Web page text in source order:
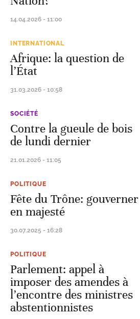
14.04.2026 - 11:00
INTERNATIONAL
Afrique: la question de
l’État
31.03.2026 - 10:58
SOCIÉTÉ
Contre la gueule de bois
de lundi dernier
21.01.2026 - 11:05
POLITIQUE
Fête du Trône: gouverner
en majesté
30.07.2025 - 16:28
POLITIQUE
Parlement: appel à
imposer des amendes à
l’encontre des ministres
abstentionnistes